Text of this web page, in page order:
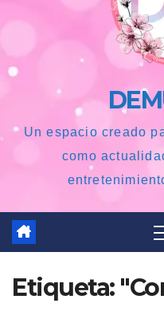
Un espacio creado
como
Etiqueta: